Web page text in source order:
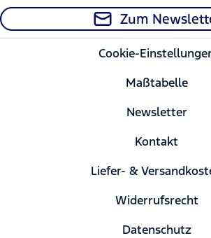
Zum
Cookie-
Maßtabelle
Newsletter
Kontakt
Liefer- &
Widerrufsrecht
Datenschutz